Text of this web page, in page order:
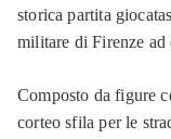
storica partita
militare di Firenze ad
Composto da figure
corteo sfila per le